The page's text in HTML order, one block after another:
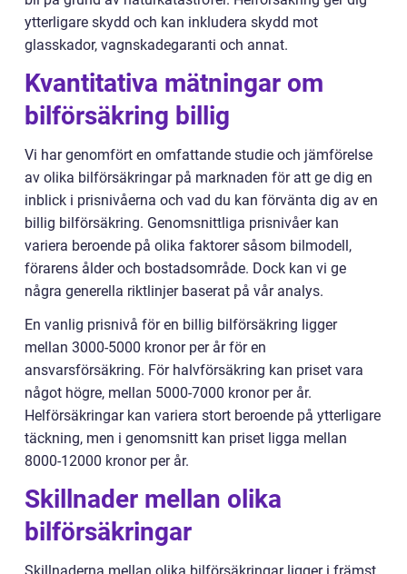
ytterligare skydd och kan inkludera skydd mot
glasskador, vagnskadegaranti och annat.
Kvantitativa mätningar om
bilförsäkring billig
Vi har genomfört en omfattande studie och jämförelse
av olika bilförsäkringar på marknaden för att ge dig en
inblick i prisnivåerna och vad du kan förvänta dig av en
billig bilförsäkring. Genomsnittliga prisnivåer kan
variera beroende på olika faktorer såsom bilmodell,
förarens ålder och bostadsområde. Dock kan vi ge
några generella riktlinjer baserat på vår analys.
En vanlig prisnivå för en billig bilförsäkring ligger
mellan 3000-5000 kronor per år för en
ansvarsförsäkring. För halvförsäkring kan priset vara
något högre, mellan 5000-7000 kronor per år.
Helförsäkringar kan variera stort beroende på ytterligare
täckning, men i genomsnitt kan priset ligga mellan
8000-12000 kronor per år.
Skillnader mellan olika
bilförsäkringar